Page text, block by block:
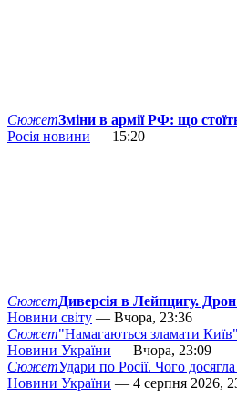
СюжетЗміни в армії РФ: що
Росія новини — 15:20
СюжетДиверсія в Лейпцигу. Дрон
Новини світу — Вчора, 23:36
Сюжет"Намагаються зламати
Новини України — Вчора, 23:09
СюжетУдари по Росії. Чого
Новини України — 4 серпня 2026,